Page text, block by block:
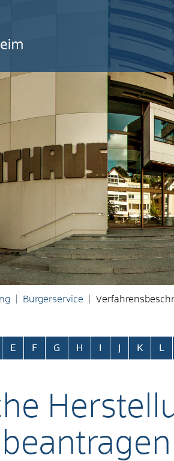
Bürgerservice
überspringen
E F G H K